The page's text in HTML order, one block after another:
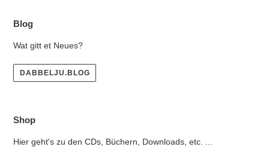
Blog
Wat gitt et Neues?
DABBELJU.BLOG
Shop
Hier geht's zu den CDs, Büchern, Downloads, etc. ...